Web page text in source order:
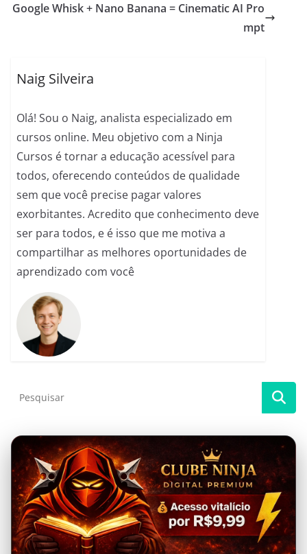
b
k
A n a t
Google Whisk + Nano Banana = Cinematic AI Pro
mpt
Naig Silveira
Olá! Sou o Naig, analista especializado em
cursos online. Meu objetivo com a Ninja
Cursos é tornar a educação acessível para
todos, oferecendo conteúdos de qualidade
sem que você precise pagar valores
exorbitantes. Acredito que conhecimento deve
ser para todos, e é isso que me motiva a
compartilhar as melhores oportunidades de
aprendizado com você